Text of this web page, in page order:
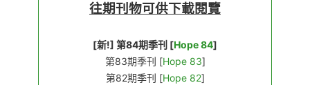
往期刊物可供下載閱覽
[新!] 第84期季刊 [Hope 84]
第83期季刊 [Hope 83]
第82期季刊 [Hope 82]